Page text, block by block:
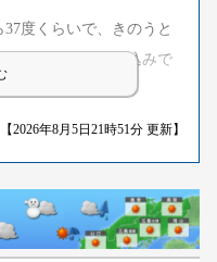
度くらいで、きのうと
4度くらい高い見込みで
でも涼しくして過ごすな
後は雨の降る所がある見
【2026年8月5日21時51分 更新】